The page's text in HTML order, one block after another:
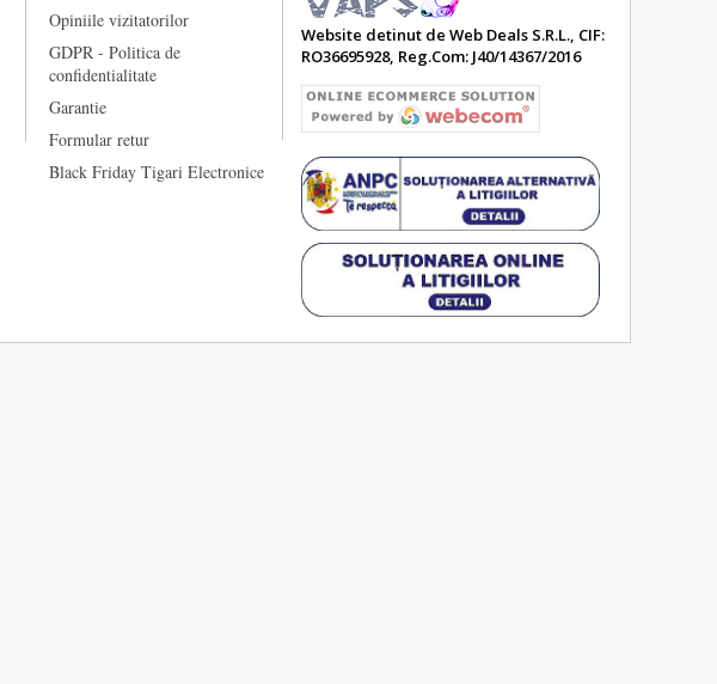
Opiniile vizitatorilor
GDPR - Politica de
confidentialitate
Garantie
Formular retur
Black Friday Tigari Electronice
Website detinut de Web Deals S.R.L., CIF:
RO36695928, Reg.Com: J40/14367/2016